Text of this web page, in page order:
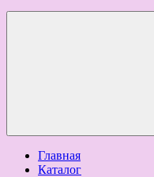
Главная
Каталог